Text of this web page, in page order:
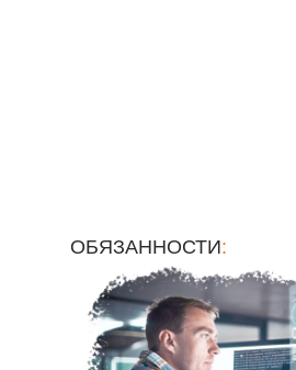
ОБЯЗАННОСТИ: